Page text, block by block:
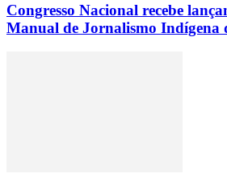
Congresso Nacional recebe
Manual de Jornalismo Indígena